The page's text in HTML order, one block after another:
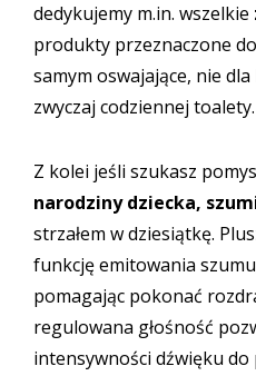
dedykujemy m.in. wszelkie
produkty przeznaczone
samym oswajające, nie dla
zwyczaj codziennej toalety.
Z kolei jeśli szukasz
narodziny dziecka,
strzałem w dziesiątkę.
funkcję emitowania
pomagając pokonać
regulowana głośność
intensywności dźwięku